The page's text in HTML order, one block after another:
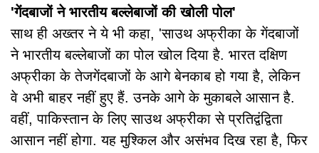
'गेंदबाजों ने भारतीय बल्लेबाजों की खोली पोल'
साथ ही अख्तर ने ये भी कहा, 'साउथ अफ्रीका के गेंदबाजों
ने भारतीय बल्लेबाजों का पोल खोल दिया है. भारत दक्षिण
अफ्रीका के तेजगेंदबाजों के आगे बेनकाब हो गया है, लेकिन
वे अभी बाहर नहीं हुए हैं. उनके आगे के मुकाबले आसान है.
वहीं, पाकिस्तान के लिए साउथ अफ्रीका से प्रतिद्वंद्विता
आसान नहीं होगा. यह मुश्किल और असंभव दिख रहा है, फिर